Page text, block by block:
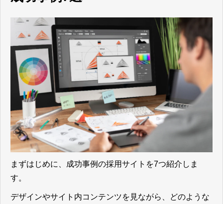
まずはじめに、成功事例の採用サイトを7つ紹介しま
す。
デザインやサイト内コンテンツを見ながら、どのような